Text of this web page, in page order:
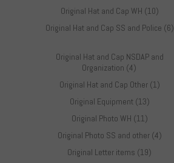
Original Hat and Cap WH (10)
Original Hat and Cap SS and Police (6)
Original Hat and Cap NSDAP and
Organization (4)
Original Hat and Cap Other (1)
Original Equipment (13)
Original Photo WH (11)
Original Photo SS and other (4)
Original Letter items (19)